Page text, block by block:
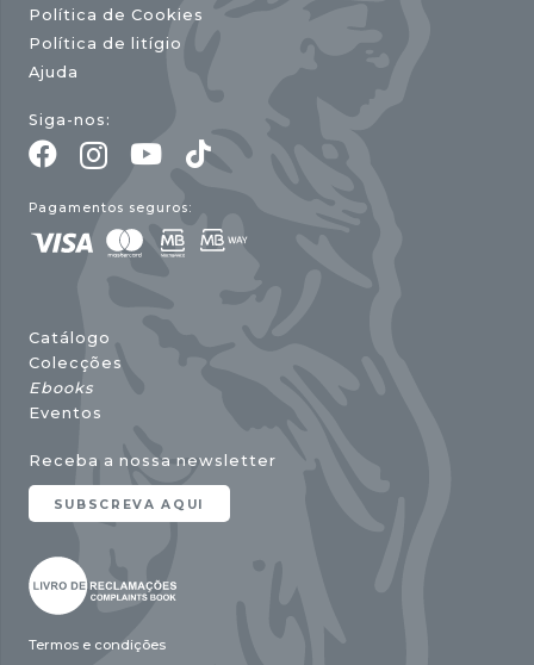
Política de Cookies
Política de litígio
Ajuda
Siga-nos:
Pagamentos seguros:
Catálogo
Colecções
Ebooks
Eventos
Receba a nossa newsletter
SUBSCREVA AQUI
Termos e condições